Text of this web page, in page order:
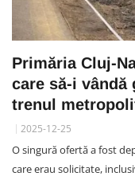
Primăria Cluj-
care să-i
trenul
2025-12-25
O singură ofertă a fost
care erau solicitate,